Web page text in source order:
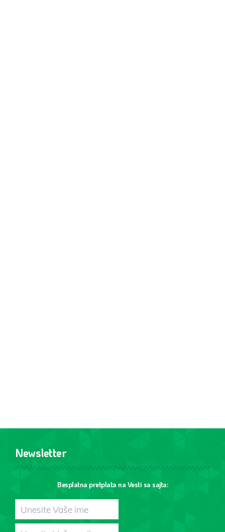
Newsletter
Besplatna pretplata na Vesti sa sajta: